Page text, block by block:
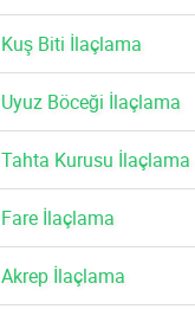
Kuş Biti İlaçlama
Uyuz Böceği İlaçlama
Tahta Kurusu İlaçlama
Fare İlaçlama
Akrep İlaçlama